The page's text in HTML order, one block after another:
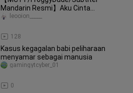
Mandarin Resmi】Aku Cinta
MINECRAFT MANHUNT【Sedikit
128
leooion_____
Kasus kegagalan babi peliharaan
menyamar sebagai manusia
0
gamingytcyber_01